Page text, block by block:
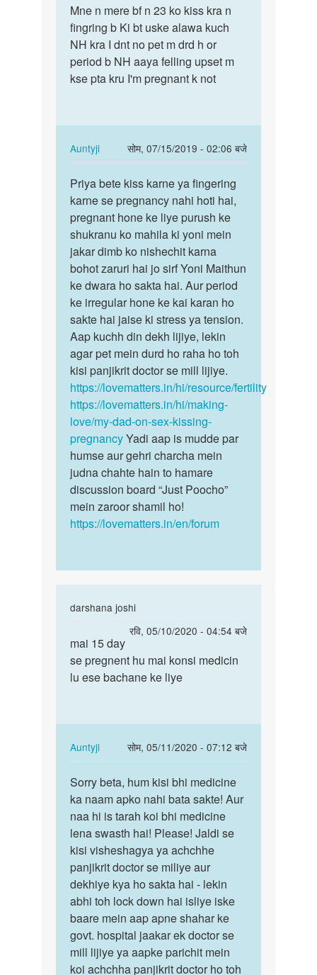
to
pregnant
hone
ke
kya
by
v.k
singh
Mne
n
mere
bf
n
kiss…
Mne n mere bf n 23 ko kiss kra n
fingring b Ki bt uske alawa kuch
NH kra I dnt no pet m drd h or
period b NH aaya felling upset m
kse pta kru I'm pregnant k not
Auntyji
सोम, 07/15/2019 - 02:06 बजे
In
reply
to
Mne
n
mere
bf
n
23
ko
kiss…
by
priya
Priya
bete
kiss
karne
ya…
Priya bete kiss karne ya fingering
karne se pregnancy nahi hoti hai,
pregnant hone ke liye purush ke
shukranu ko mahila ki yoni mein
jakar dimb ko nishechit karna
bohot zaruri hai jo sirf Yoni Maithun
ke dwara ho sakta hai. Aur period
ke irregular hone ke kai karan ho
sakte hai jaise ki stress ya tension.
Aap kuchh din dekh lijiye, lekin
agar pet mein durd ho raha ho toh
kisi panjikrit doctor se mill lijiye.
https://lovematters.in/hi/resource/fertility
https://lovematters.in/hi/making-
love/my-dad-on-sex-kissing-
pregnancyYadi aap is mudde par
humse aur gehri charcha mein
judna chahte hain to hamare
discussion board “Just Poocho”
mein zaroor shamil ho!
https://lovematters.in/en/forum
darshana joshi
रवि, 05/10/2020 - 04:54 बजे
In
reply
to
Aunti
ji
ki
5
day
by
dikshant
mai
15
day
hu…
mai 15 day
se pregnent hu mai konsi medicin
lu ese bachane ke liye
Auntyji
सोम, 05/11/2020 - 07:12 बजे
In
reply
to
mai
15
day
se
pregnent
hu…
by
darshana
joshi
Sorry
beta,
hum
kisi
bhi…
Sorry beta, hum kisi bhi medicine
ka naam apko nahi bata sakte! Aur
naa hi is tarah koi bhi medicine
lena swasth hai! Please! Jaldi se
kisi visheshagya ya achchhe
panjikrit doctor se miliye aur
dekhiye kya ho sakta hai - lekin
abhi toh lock down hai isliye iske
baare mein aap apne shahar ke
govt. hospital jaakar ek doctor se
mill lijiye ya aapke parichit mein
koi achchha panjikrit doctor ho toh